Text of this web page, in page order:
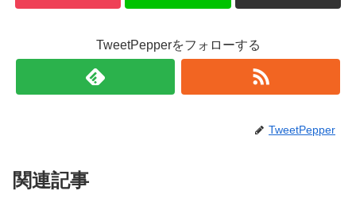
TweetPepperをフォローする
TweetPepper
関連記事